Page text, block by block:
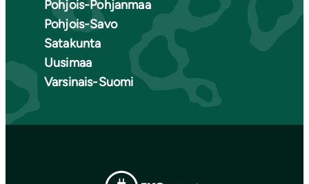
Pohjois-Pohjanmaa
Pohjois-Savo
Satakunta
Uusimaa
Varsinais-Suomi